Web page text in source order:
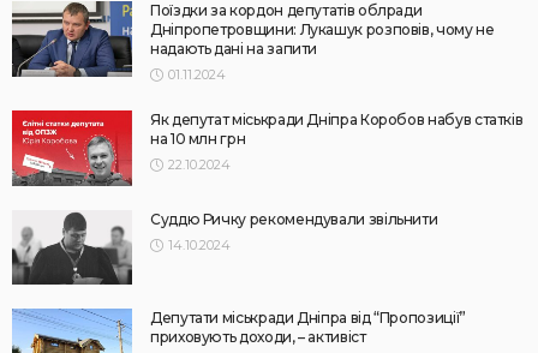
Поїздки за кордон депутатів облради
Дніпропетровщини: Лукашук розповів, чому не
надають дані на запити
01.11.2024
Як депутат міськради Дніпра Коробов набув статків
на 10 млн грн
22.10.2024
Суддю Ричку рекомендували звільнити
14.10.2024
Депутати міськради Дніпра від “Пропозиції”
приховують доходи, – активіст